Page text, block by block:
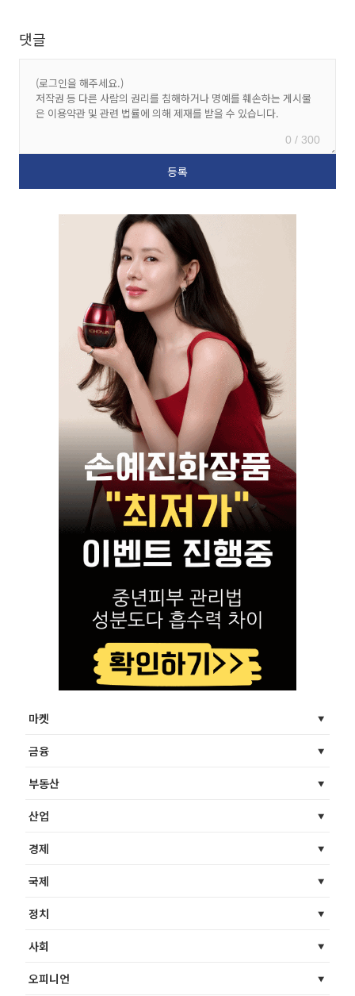
댓글
0 / 300
마켓
금융
부동산
산업
경제
국제
정치
사회
오피니언